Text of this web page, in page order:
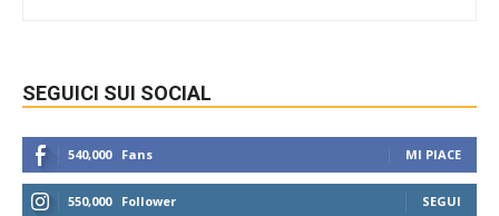
SEGUICI SUI SOCIAL
540,000 Fans MI PIACE
550,000 Follower SEGUI